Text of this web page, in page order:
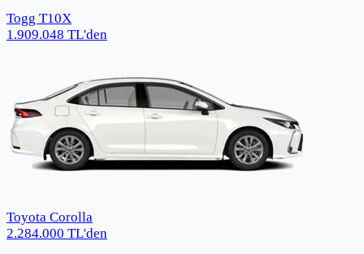
Togg T10X
1.909.048 TL'den
Toyota Corolla
2.284.000 TL'den